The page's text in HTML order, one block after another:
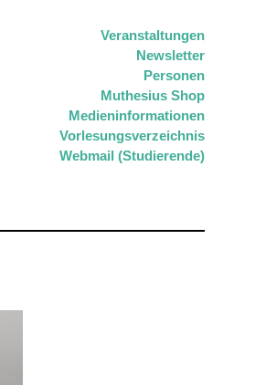
Veranstaltungen
Newsletter
Personen
Muthesius Shop
Medieninformationen
Vorlesungsverzeichnis
Webmail (Studierende)